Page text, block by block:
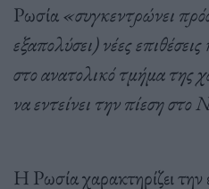
Ρωσία«συγκεντρώνει
εξαπολύσει) νέες
στο ανατολικό τμήμα της
να εντείνει την πίεση
Η Ρωσία χαρακτηρίζει την